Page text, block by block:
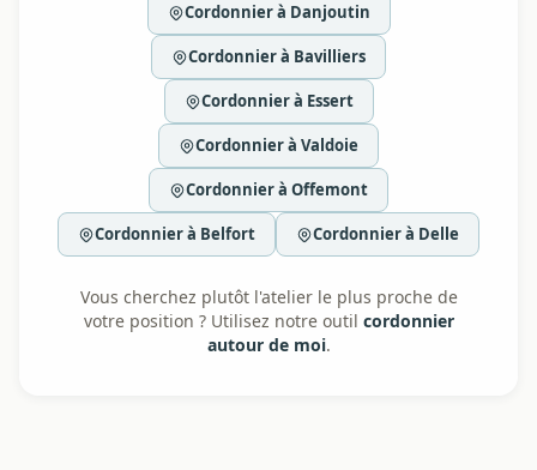
Cordonnier à Danjoutin
Cordonnier à Bavilliers
Cordonnier à Essert
Cordonnier à Valdoie
Cordonnier à Offemont
Cordonnier à Belfort Cordonnier à Delle
Vous cherchez plutôt l'atelier le plus proche de
votre position ? Utilisez notre outil cordonnier
autour de moi.